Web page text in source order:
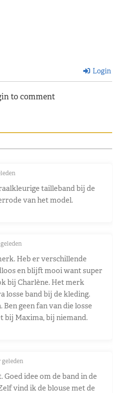
Login
to comment
tailleband bij de
van het model.
geleden
Heb er verschillende
en blijft mooi want super
bij Charlène. Het merk
losse band bij de kleding.
geen fan van die losse
bij Maxima, bij niemand.
geleden
idee om de band in de
vind ik de blouse met de